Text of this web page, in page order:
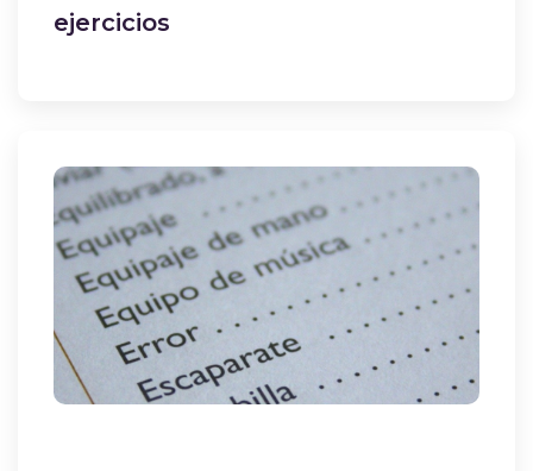
ejercicios